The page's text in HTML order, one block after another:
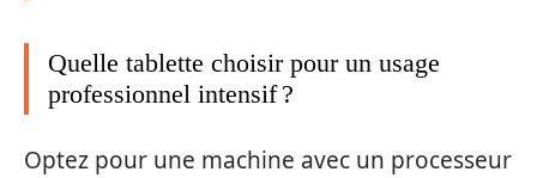
Quelle tablette choisir pour un usage
professionnel intensif ?
Optez pour une machine avec un processeur